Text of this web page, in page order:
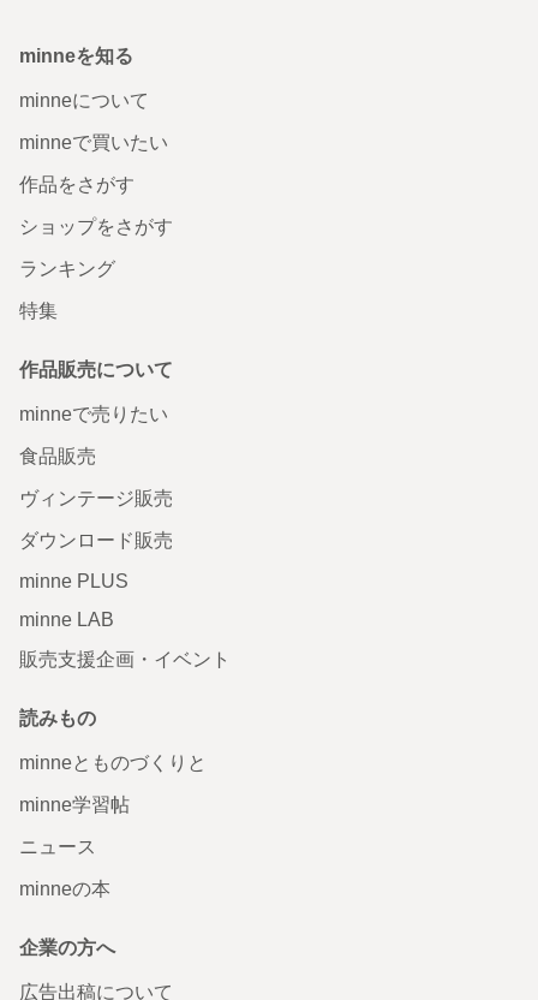
minneを知る
minneについて
minneで買いたい
作品をさがす
ショップをさがす
ランキング
特集
作品販売について
minneで売りたい
食品販売
ヴィンテージ販売
ダウンロード販売
minne PLUS
minne LAB
販売支援企画・イベント
読みもの
minneとものづくりと
minne学習帖
ニュース
minneの本
企業の方へ
広告出稿について